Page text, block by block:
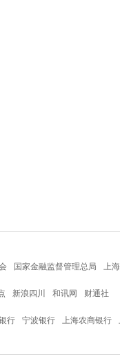
国家金融监督管理总局 上
新浪四川 和讯网 财通社
行 宁波银行 上海农商银行